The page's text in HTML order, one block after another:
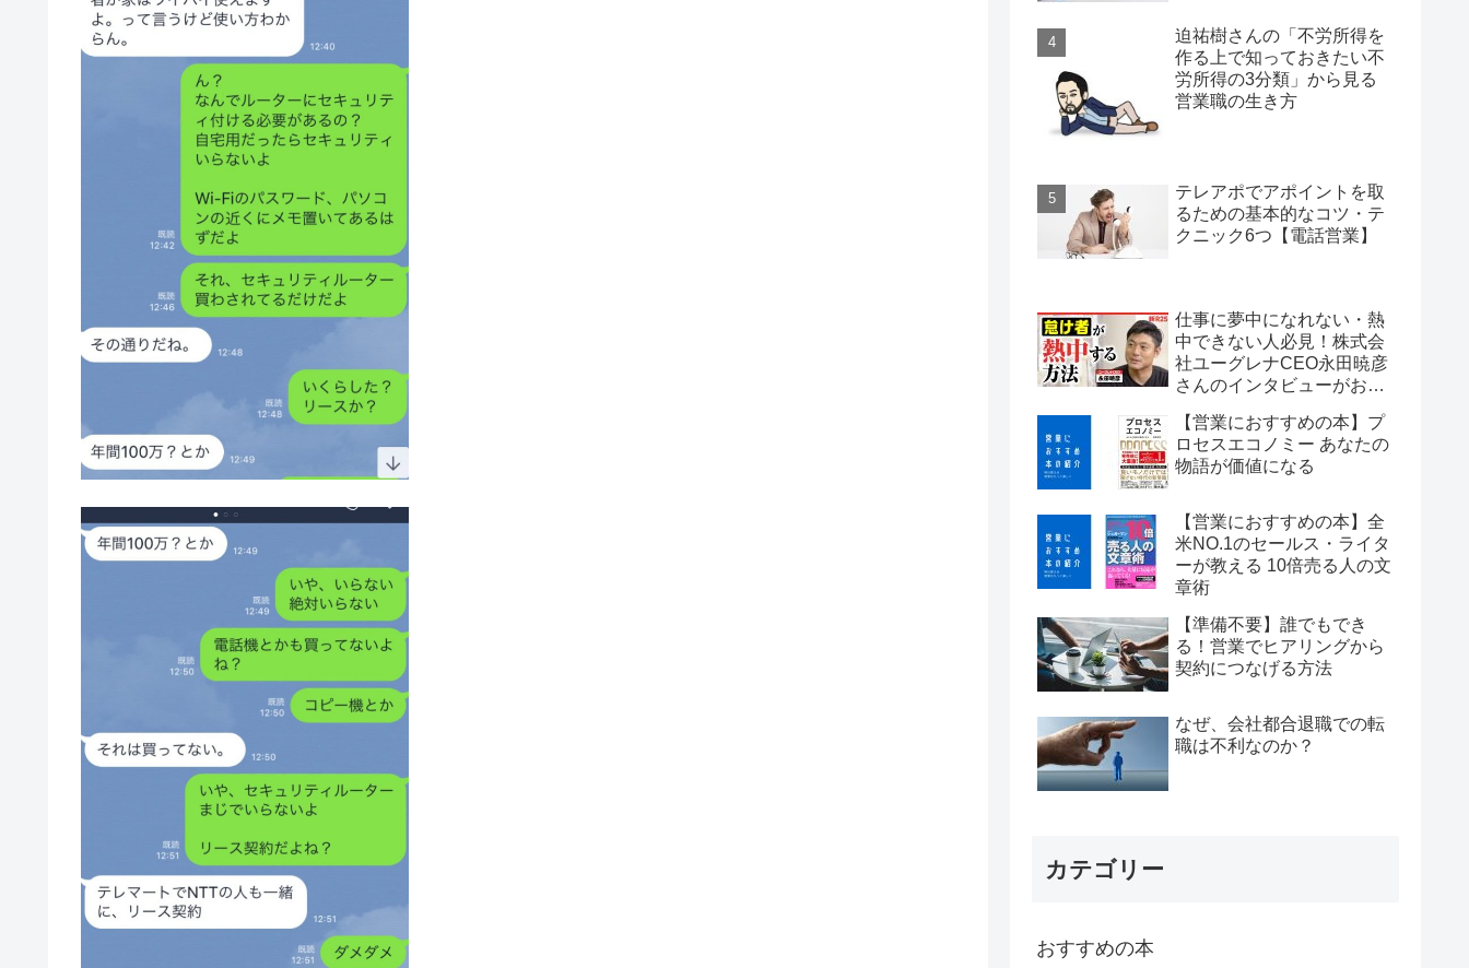
迫祐樹さんの「不労所得を
作る上で知っておきたい不
労所得の3分類」から見る
営業職の生き方
テレアポでアポイントを取
るための基本的なコツ・テ
クニック6つ【電話営業】
仕事に夢中になれない・熱
中できない人必見！株式会
社ユーグレナCEO永田暁彦
さんのインタビューがおす
【営業におすすめの本】プ
ロセスエコノミー あなたの
物語が価値になる
【営業におすすめの本】全
米NO.1のセールス・ライタ
ーが教える 10倍売る人の文
章術
【準備不要】誰でもでき
る！営業でヒアリングから
契約につなげる方法
なぜ、会社都合退職での転
職は不利なのか？
カテゴリー
おすすめの本